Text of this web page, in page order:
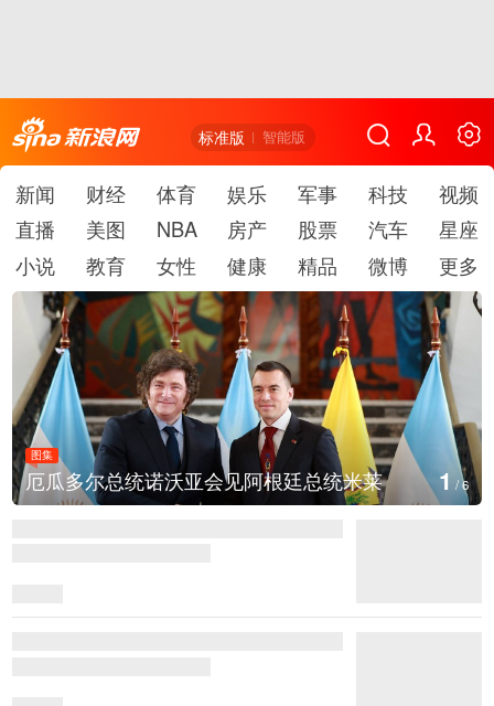
标准版 智能版
新闻 财经 体育 娱乐 军事 科技
视频
直播
美图 NBA 房产 股票 汽车
星座
小说
教育 女性 健康 精品 微博 更多
图集
厄瓜多尔总统诺沃亚会见阿根廷总统米莱 1/6